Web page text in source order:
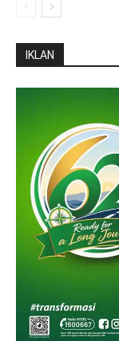
IKLAN